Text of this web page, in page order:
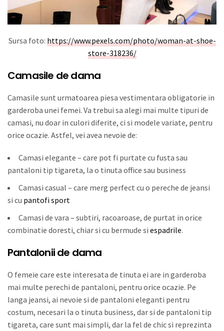
Sursa foto: https://www.pexels.com/photo/woman-at-shoe-
store-318236/
Camasile de dama
Camasile sunt urmatoarea piesa vestimentara obligatorie in
garderoba unei femei. Va trebui sa alegi mai multe tipuri de
camasi, nu doar in culori diferite, ci si modele variate, pentru
orice ocazie. Astfel, vei avea nevoie de:
Camasi elegante – care pot fi purtate cu fusta sau
pantaloni tip tigareta, la o tinuta office sau business
Camasi casual – care merg perfect cu o pereche de jeansi
si cu pantofi sport
Camasi de vara – subtiri, racoaroase, de purtat in orice
combinatie doresti, chiar si cu bermude si espadrile.
Pantalonii de dama
O femeie care este interesata de tinuta ei are in garderoba
mai multe perechi de pantaloni, pentru orice ocazie. Pe
langa jeansi, ai nevoie si de pantaloni eleganti pentru
costum, necesari la o tinuta business, dar si de pantaloni tip
tigareta, care sunt mai simpli, dar la fel de chic si reprezinta